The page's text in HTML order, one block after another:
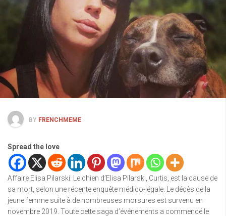
BY FRENCHMEME
Spread the love
Affaire Elisa Pilarski: Le chien d’Elisa Pilarski, Curtis, est la cause de
sa mort, selon une récente enquête médico-légale. Le décès de la
jeune femme suite à de nombreuses morsures est survenu en
novembre 2019. Toute cette saga d’événements a commencé le